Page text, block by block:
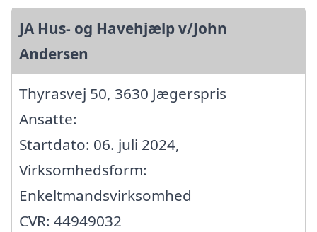
JA Hus- og Havehjælp v/John
Andersen
Thyrasvej 50, 3630 Jægerspris
Ansatte:
Startdato: 06. juli 2024,
Virksomhedsform:
Enkeltmandsvirksomhed
CVR: 44949032